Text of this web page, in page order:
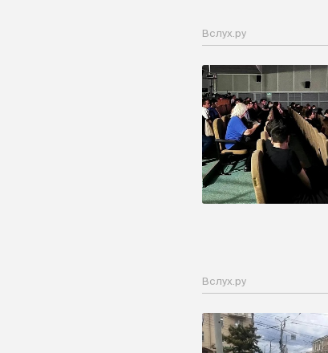
Вслух.ру
Вслух.ру